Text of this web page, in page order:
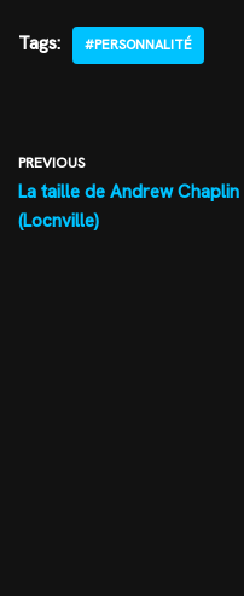
Tags: #PERSONNALITÉ
PREVIOUS
La taille de Andrew Chaplin
(Locnville)